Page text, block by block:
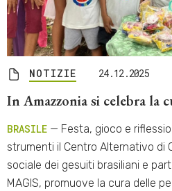
NOTIZIE 24.12.2025
In Amazzonia si celebra la
BRASILE — Festa, gioco e
strumenti il Centro Alternativo di
sociale dei gesuiti brasiliani e
MAGIS, promuove la cura delle